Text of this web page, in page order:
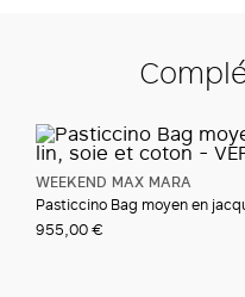
WEEKEND MAX MARA
955,00 €